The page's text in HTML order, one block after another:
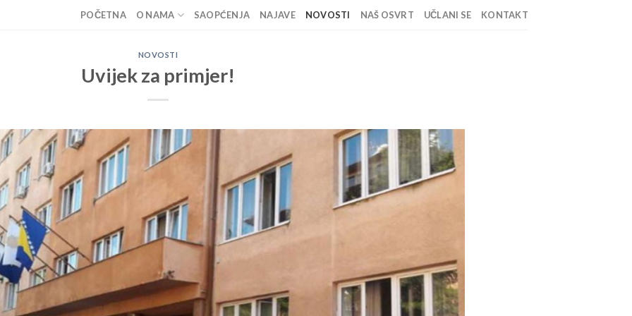
POČETNA O NAMA SAOPĆENJA NAJAVE NOVOSTI NAŠ OSVRT UČLANI SE KONTAKT
NOVOSTI
Uvijek za primjer!